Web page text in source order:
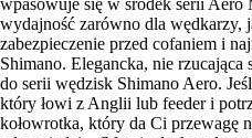
wpasowuje się w środek serii Aero
wydajność zarówno dla wędkarzy,
zabezpieczenie przed cofaniem i
Shimano. Elegancka, nie
do serii wędzisk Shimano Aero.
który łowi z Anglii lub feeder i
kołowrotka, który da Ci przewagę